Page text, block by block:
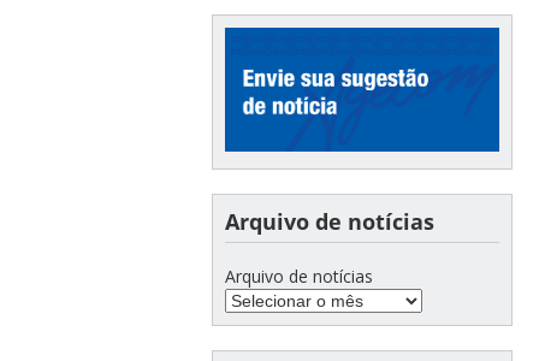
Arquivo de notícias
Arquivo de notícias